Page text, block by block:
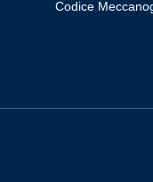
Codice